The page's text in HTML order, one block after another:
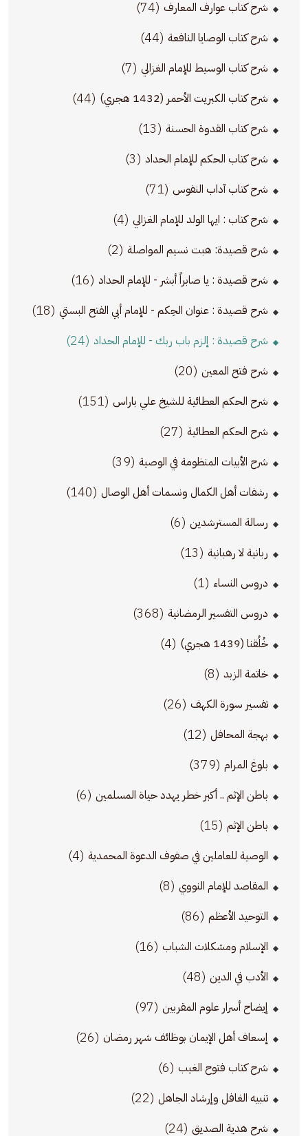
شرح كتاب عوارف المعارف (74)
شرح كتاب الوصايا النافعة (44)
شرح كتاب الوسيط للإمام الغزالي (7)
شرح كتاب الكبريت الأحمر (1432 هجري) (44)
شرح كتاب القدوة الحسنة (13)
شرح كتاب الحكم للإمام الحداد (3)
شرح كتاب آداب النفوس (71)
شرح كتاب : ايها الولد للإمام الغزالي (4)
شرح قصيدة: هبت نسيم المواصلة (2)
شرح قصيدة : يا صابراً أبشر - للإمام الحداد (16)
شرح قصيدة : عنوان الحِكم - للإمام أبي الفتح البستي (18)
شرح قصيدة : إلزم باب ربك - للإمام الحداد (24)
شرح فتح المعين (20)
شرح الحكم العطائية للشيخ علي باراس (151)
شرح الحكم العطائية (27)
شرح الأبيات المنظومة في الوصية (39)
رشفات أهل الكمال ونسمات أهل الوصال (140)
رسالة المسترشدين (6)
ربانية لا رهبانية (13)
دروس النساء (1)
دروس التفسير الرمضانية (368)
خُلُقنا (1439 هجري) (4)
خاتمة الزبد (8)
تفسير سورة الكهف (26)
بهجة المحافل (12)
بلوغ المرام (379)
باطن الإثم .. أكبر خطر يهدد حياة المسلمين (6)
باطن الإثم (15)
الوصية للعاملين في صفوف الدعوة المحمدية (4)
المقاصد للإمام النووي (8)
التوحيد الأعظم (86)
الإسلام ومشكلات الشباب (16)
الأدب في الدين (48)
إيضاح أسرار علوم المقربين (97)
إسعاف أهل الإيمان بوظائف شهر رمضان (26)
شرح كتاب فتوح الغيب (6)
تنبيه الغافل وإرشاد الجاهل (22)
شرح هدية الصديق (24)